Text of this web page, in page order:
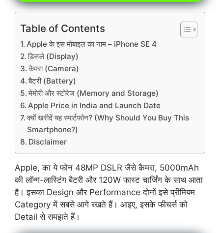
Table of Contents
Apple के इस मोबाइल का नाम – iPhone SE 4
डिस्प्ले (Display)
कैमरा (Camera)
बैटरी (Battery)
मेमोरी और स्टोरेज (Memory and Storage)
Apple Price in India and Launch Date
क्यों खरीदें यह स्मार्टफोन? (Why Should You Buy This
Smartphone?)
Disclaimer
Apple, का ये फोन 48MP DSLR जैसे कैमरा, 5000mAh
की लॉन्ग-लास्टिंग बैटरी और 120W फास्ट चार्जिंग के साथ आता
है। इसका Design और Performance दोनों इसे प्रीमियम
Category में सबसे आगे रखते हैं। आइए, इसके फीचर्स को
Detail से समझते हैं।